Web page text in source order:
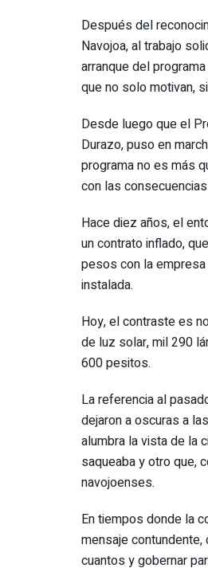
Después del
Navojoa, al trabajo
arranque del
que no solo motivan,
Desde luego que el
Durazo, puso en
programa no es más
con las
Hace diez años, el
un contrato inflado,
pesos con la empresa
instalada.
Hoy, el contraste es
de luz solar, mil 290
600 pesitos.
La referencia al
dejaron a oscuras a
alumbra la vista de la
saqueaba y otro que,
navojoenses.
En tiempos donde la
mensaje
cuantos y gobernar